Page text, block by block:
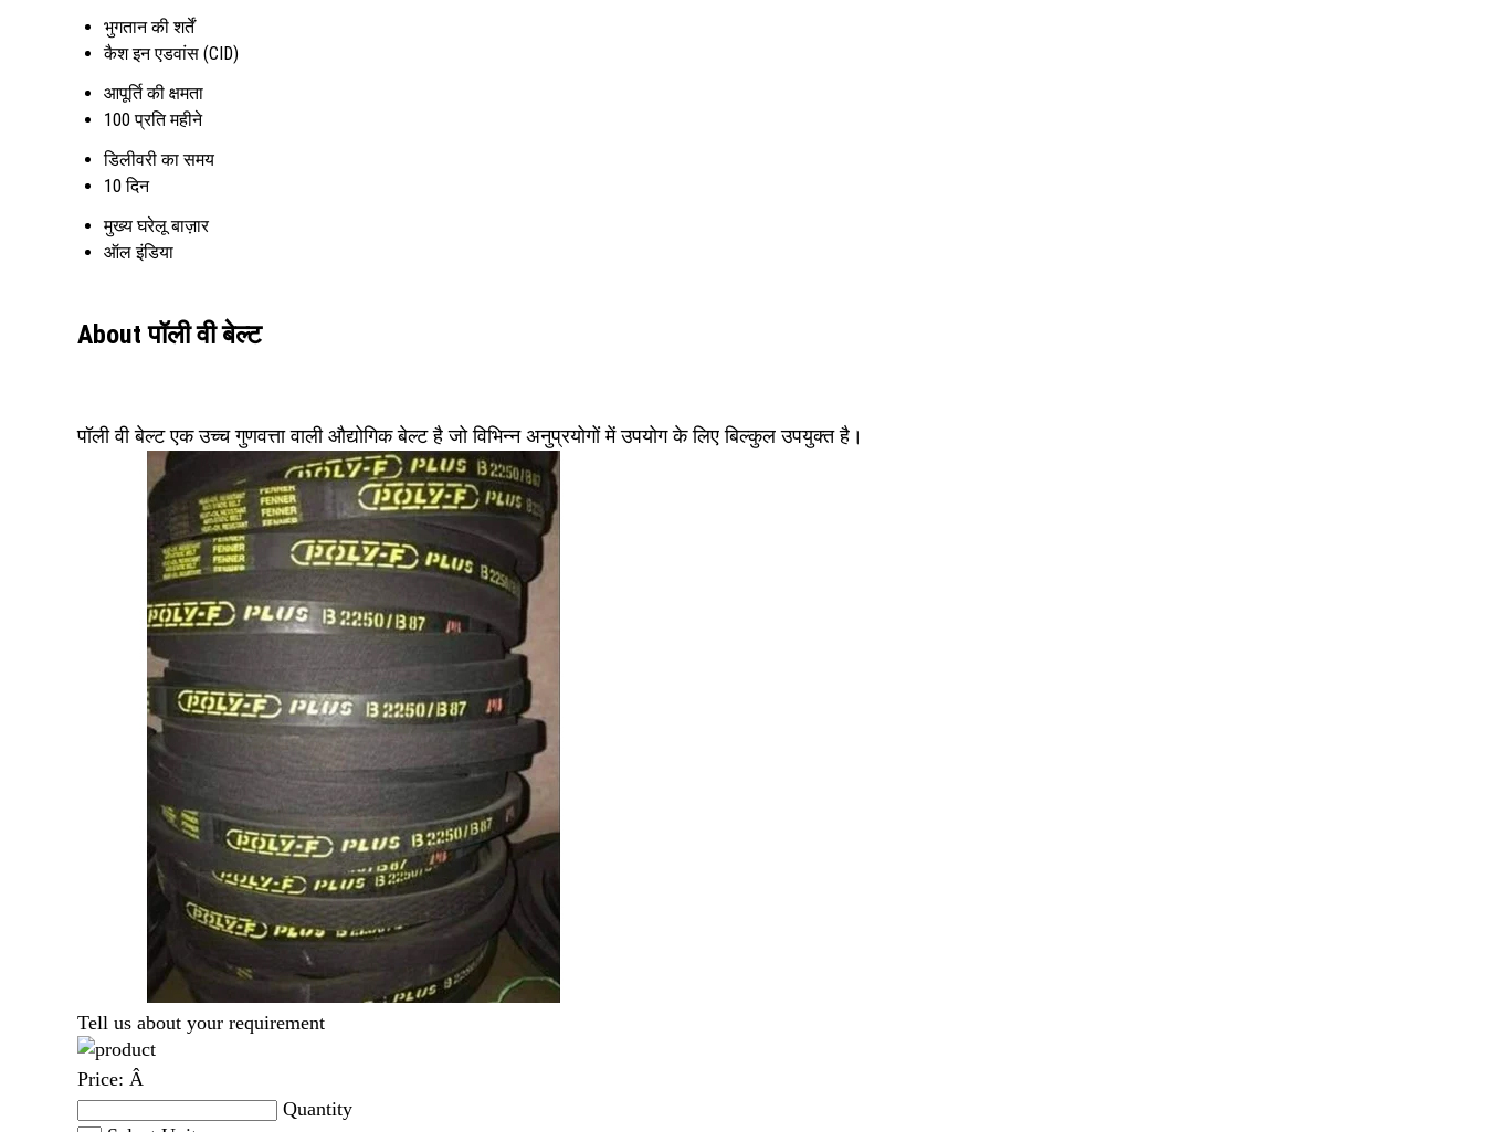
भुगतान की शर्तें
कैश इन एडवांस (CID)
आपूर्ति की क्षमता
100 प्रति महीने
डिलीवरी का समय
10 दिन
मुख्य घरेलू बाज़ार
ऑल इंडिया
About पॉली वी बेल्ट
पॉली वी बेल्ट एक उच्च गुणवत्ता वाली औद्योगिक बेल्ट है जो विभिन्न अनुप्रयोगों में उपयोग के लिए बिल्कुल उपयुक्त है।
Tell us about your requirement
Price: Â
Quantity